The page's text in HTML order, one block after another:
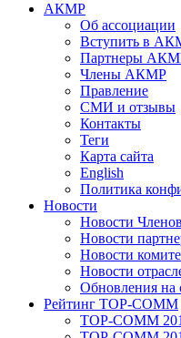
АКМР
Об ассоциации
Вступить в
Партнеры
Члены АКМР
Правление
СМИ и отзывы
Контакты
Теги
Карта сайта
English
Политика
Новости
Новости
Новости
Новости
Новости
Обновления на
Рейтинг TOP-COMM
TOP-COMM